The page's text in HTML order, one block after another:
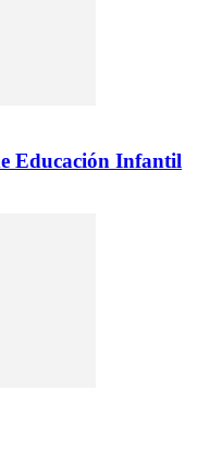
Educación Infantil